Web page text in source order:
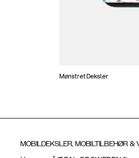
Mønstret Deksler
MOBILDEKSLER, MOBILTILBEHØR &